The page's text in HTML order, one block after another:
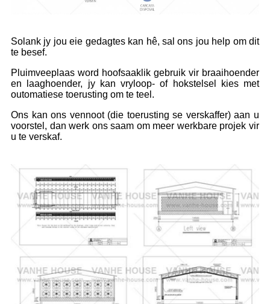
Solank jy jou eie gedagtes kan hê, sal ons jou help om dit
te besef.
Pluimveeplaas word hoofsaaklik gebruik vir braaihoender
en laaghoender, jy kan vryloop- of hokstelsel kies met
outomatiese toerusting om te teel.
Ons kan ons vennoot (die toerusting se verskaffer) aan u
voorstel, dan werk ons ​​saam om meer werkbare projek vir
u te verskaf.